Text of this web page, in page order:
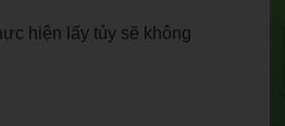
hiện lấy tủy sẽ không